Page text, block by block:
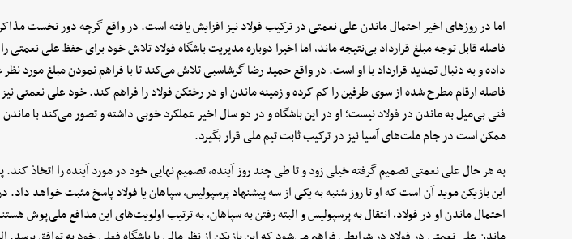
اما در روزهای اخیر احتمال ماندن علی نعمتی در ترکیب فولاد نیز افزایش یافته است. در واقع گرچه دور نخست
فاصله قابل توجه مبلغ قرارداد بی‌نتیجه ماند، اما اخیرا دوباره مدیریت باشگاه فولاد تلاش خود برای حفظ علی نعمتی
داده و به دنبال تمدید قرارداد با او است. در واقع حمید رضا گرشاسبی تلاش می‌کند تا با فراهم نمودن مبلغ مورد
فاصله ارقام مطرح شده از سوی طرفین را کم کرده و زمینه ماندن او در رختکن فولاد را فراهم کند. خود علی نعمتی
فنی بی‌میل به ماندن در فولاد نیست؛ او در این باشگاه و در دو سال اخیر عملکرد خوبی داشته و تصور می‌کند با ماندن
ممکن است در جام ملت‌های آسیا نیز در ترکیب ثابت تیم ملی قرار بگیرد.
به هر حال علی نعمتی تصمیم گرفته خیلی زود و تا طی چند روز آینده، تصمیم نهایی خود در مورد آینده را اتخاذ
این بازیکن موید آن است که او تا روز شنبه به یکی از سه پیشنهاد پرسپولیس، سپاهان یا فولاد پاسخ مثبت خواهد
احتمال ماندن او در فولاد، انتقال به پرسپولیس و البته رفتن به سپاهان، به ترتیب اولویت‌های این مدافع ملی‌پوش